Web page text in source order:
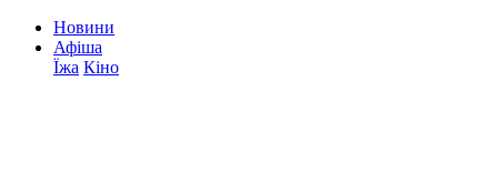
Новини
Афіша
Їжа Кіно